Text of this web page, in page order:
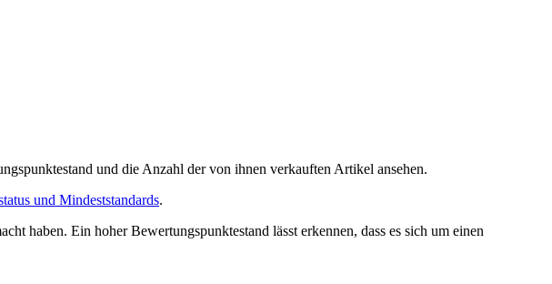
und die Anzahl der von ihnen verkauften Artikel ansehen.
und Mindeststandards.
haben. Ein hoher Bewertungspunktestand lässt erkennen, dass es sich um einen